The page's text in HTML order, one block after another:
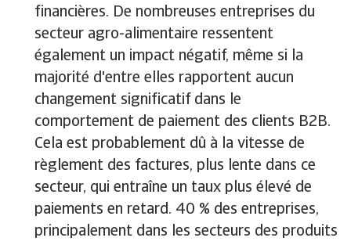
financières. De nombreuses entreprises du
secteur agro-alimentaire ressentent
également un impact négatif, même si la
majorité d'entre elles rapportent aucun
changement significatif dans le
comportement de paiement des clients B2B.
Cela est probablement dû à la vitesse de
règlement des factures, plus lente dans ce
secteur, qui entraîne un taux plus élevé de
paiements en retard. 40 % des entreprises,
principalement dans les secteurs des produits